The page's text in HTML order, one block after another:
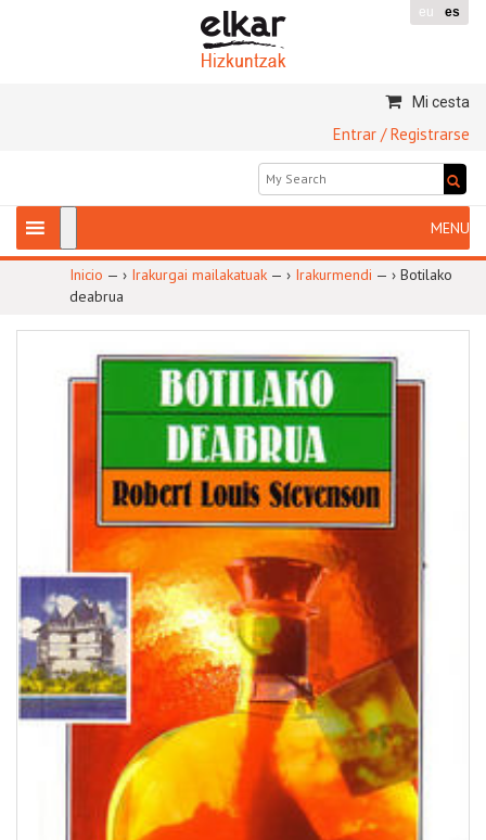
eu es
Mi cesta
Entrar / Registrarse
Inicio — › Irakurgai mailakatuak — › Irakurmendi — › Botilako
deabrua